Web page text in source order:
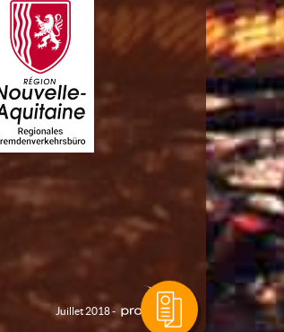
Juillet 2018 -